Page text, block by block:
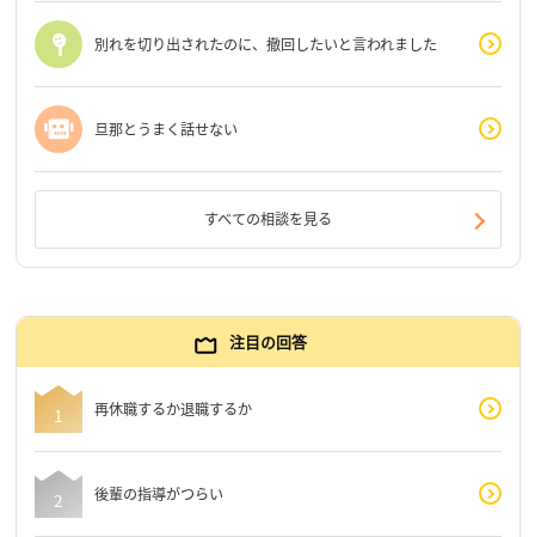
別れを切り出されたのに、撤回したいと言われました
旦那とうまく話せない
すべての相談を見る
注目の回答
再休職するか退職するか
後輩の指導がつらい